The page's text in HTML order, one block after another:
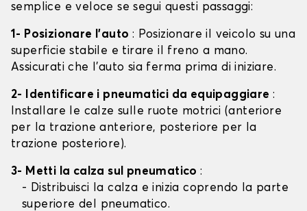
semplice e veloce se segui questi passaggi:
1- Posizionare l'auto : Posizionare il veicolo su una
superficie stabile e tirare il freno a mano.
Assicurati che l'auto sia ferma prima di iniziare.
2- Identificare i pneumatici da equipaggiare :
Installare le calze sulle ruote motrici (anteriore
per la trazione anteriore, posteriore per la
trazione posteriore).
3- Metti la calza sul pneumatico:
- Distribuisci la calza e inizia coprendo la parte
superiore del pneumatico.